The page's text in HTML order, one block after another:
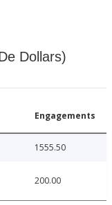
Dollars)
Engagements
1555.50
200.00